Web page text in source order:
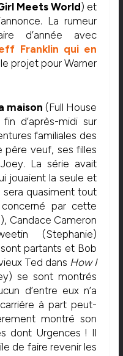
Meets World) et
La rumeur
d’année avec
Franklin qui en
projet pour Warner
maison (Full House
d’après-midi sur
familiales des
père veuf, ses filles
La série avait
jouaient la seule et
sera quasiment tout
par cette
Candace Cameron
(Stephanie)
partants et Bob
Ted dans How I
se sont montrés
d’entre eux n’a
à part peut-
montré son
dont Urgences ! Il
de faire revenir les